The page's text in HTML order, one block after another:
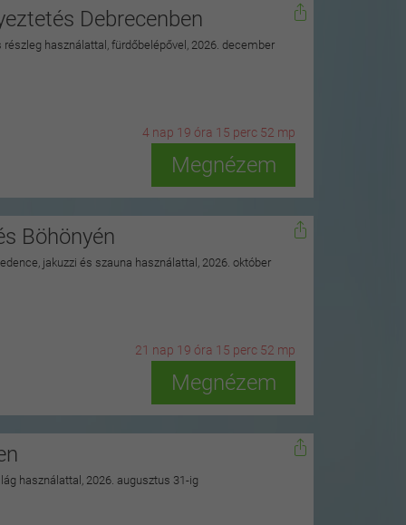
Debrecenben
használattal, fürdőbelépővel, 2026. december
4 nap 19 óra 15 perc 51 mp
Megnézem
Böhönyén
jakuzzi és szauna használattal, 2026. október
21 nap 19 óra 15 perc 51 mp
Megnézem
használattal, 2026. augusztus 31-ig